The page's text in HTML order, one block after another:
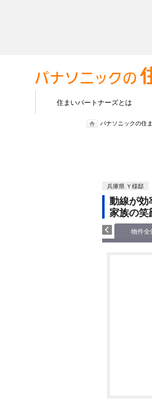
住まいパートナーズとは
パナソニックの住
兵庫県 Ｙ様邸
動線が効
家族の笑
物件全